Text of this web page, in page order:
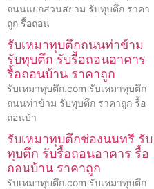
ถนนแยกสวนสยาม รับทุบตึก ราคา
ถูก รื้อถอน
รับเหมาทุบตึกถนนท่าข้าม
รับทุบตึก รับรื้อถอนอาคาร
รื้อถอนบ้าน ราคาถูก
รับเหมาทุบตึก.com รับเหมาทุบตึก
ถนนท่าข้าม รับทุบตึก ราคาถูก รื้อ
ถอนบ้า
รับเหมาทุบตึกช่องนนทรี รับ
ทุบตึก รับรื้อถอนอาคาร รื้อ
ถอนบ้าน ราคาถูก
รับเหมาทุบตึก.com รับเหมาทุบตึก